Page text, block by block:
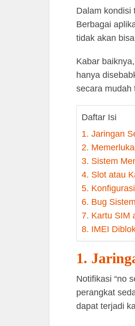
Dalam kondisi
Berbagai
tidak akan
Kabar
hanya
secara mudah
Daftar Isi
1. Jaringan
2.
3. Sistem
4. Slot atau
5.
6. Bug
7. Kartu SIM
8. IMEI
1.
Notifikasi “no
perangkat
dapat terjadi